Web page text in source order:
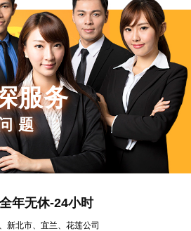
服务
题
全年无休-24小时
新北市、宜兰、花莲公司